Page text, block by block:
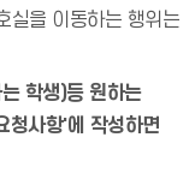
실을 이동하는 행위는
학생)등 원하는
청사항'에 작성하면